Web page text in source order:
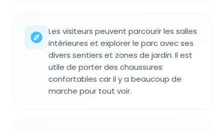
Les visiteurs peuvent parcourir les salles
intérieures et explorer le parc avec ses
divers sentiers et zones de jardin. Il est
utile de porter des chaussures
confortables car il y a beaucoup de
marche pour tout voir.